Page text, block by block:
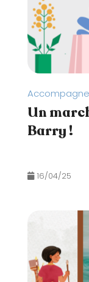
Un
Barry !
16/04/25